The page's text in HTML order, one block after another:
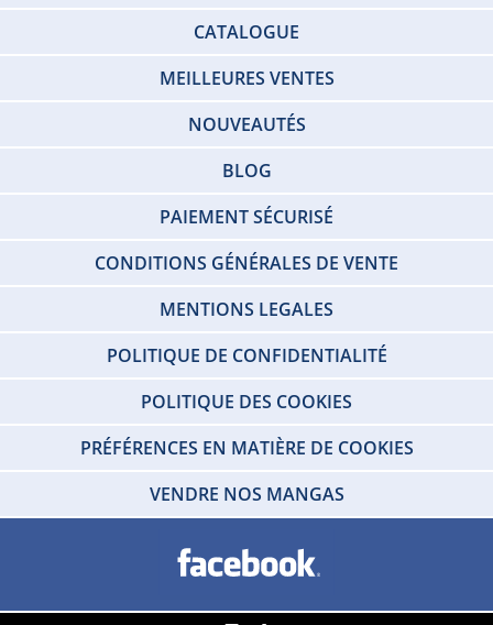
CATALOGUE
MEILLEURES VENTES
NOUVEAUTÉS
BLOG
PAIEMENT SÉCURISÉ
CONDITIONS GÉNÉRALES DE VENTE
MENTIONS LEGALES
POLITIQUE DE CONFIDENTIALITÉ
POLITIQUE DES COOKIES
PRÉFÉRENCES EN MATIÈRE DE COOKIES
VENDRE NOS MANGAS